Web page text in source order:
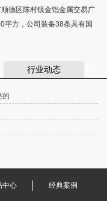
德区陈村镇金锠金属交易广
平方，公司装备38条具有国
行业动态
的
中心 经典案例